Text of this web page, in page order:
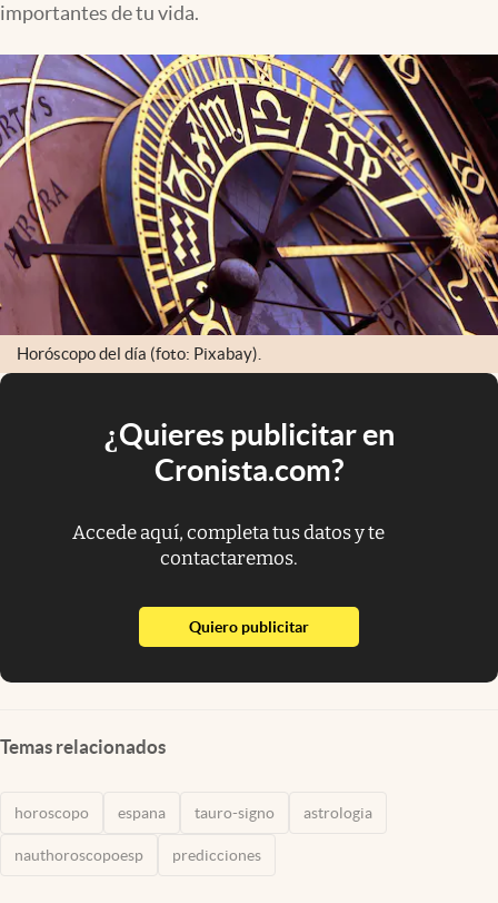
importantes de tu vida.
Horóscopo del día (foto: Pixabay).
¿Quieres publicitar en
Cronista.com?
Accede aquí, completa tus datos y te
contactaremos.
Quiero publicitarabre en nueva pestaña
Temas relacionados
horoscopo espana tauro-signo astrologia
nauthoroscopoesp predicciones